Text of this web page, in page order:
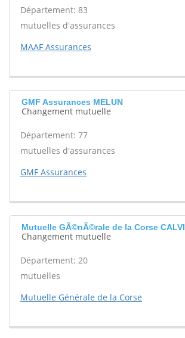
Département: 83
mutuelles d'assurances
MAAF Assurances
GMF Assurances MELUN
Changement mutuelle
Département: 77
mutuelles d'assurances
GMF Assurances
Mutuelle GÃ©nÃ©rale de la Corse CALVI
Changement mutuelle
Département: 20
mutuelles
Mutuelle Générale de la Corse